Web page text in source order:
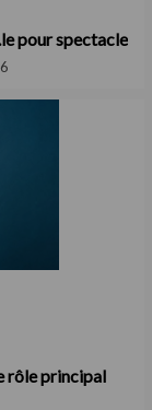
pour spectacle
rôle principal